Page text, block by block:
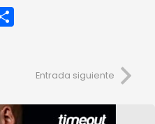
Entrada siguiente